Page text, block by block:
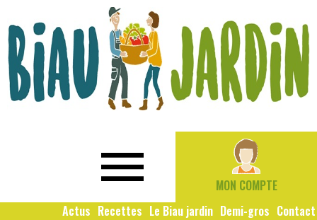
MON COMPTE
Actus Recettes Le Biau jardin Demi-gros Contact